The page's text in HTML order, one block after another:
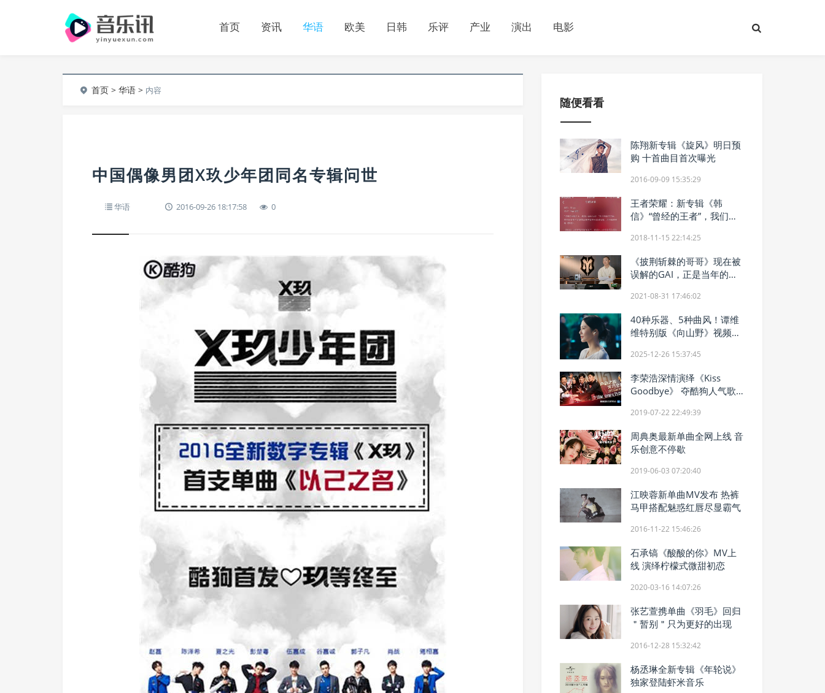
首页 资讯 华语 欧美 日韩 乐评 产业 演出 电影
首页 >华语 > 内容
中国偶像男团X玖少年团同名专辑问世
华语 2016-09-26 18:17:58 0
随便看看
陈翔新专辑《旋风》明日预
购 十首曲目首次曝光
2016-09-09 15:35:29
王者荣耀：新专辑《韩
信》“曾经的王者”，我们的
2018-11-15 22:14:25
《披荆斩棘的哥哥》现在被
误解的GAI，正是当年的陈
2021-08-31 17:46:02
40种乐器、5种曲风！谭维
维特别版《向山野》视频上
2025-12-26 15:37:45
李荣浩深情演绎《Kiss
Goodbye》 夺酷狗人气歌
2019-07-22 22:49:39
周典奥最新单曲全网上线 音
乐创意不停歇
2019-06-03 07:20:40
江映蓉新单曲MV发布 热裤
马甲搭配魅惑红唇尽显霸气
2016-11-22 15:46:26
石承镐《酸酸的你》MV上
线 演绎柠檬式微甜初恋
2020-03-16 14:07:26
张艺萱携单曲《羽毛》回归
＂暂别＂只为更好的出现
2016-12-28 15:32:42
杨丞琳全新专辑《年轮说》
独家登陆虾米音乐